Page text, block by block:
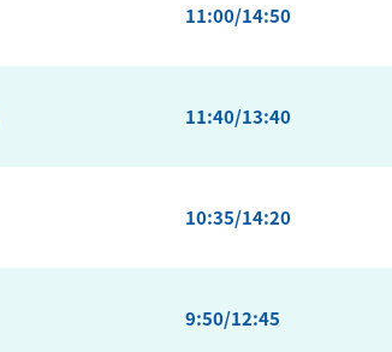
11:00/14:50
11:40/13:40
10:35/14:20
9:50/12:45